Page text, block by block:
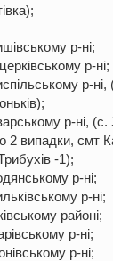
р-ні;
р-ні;
р-ні,
р-ні, (с.
2 випадки, смт
-1);
р-ні;
р-ні;
районі;
р-ні;
р-ні;